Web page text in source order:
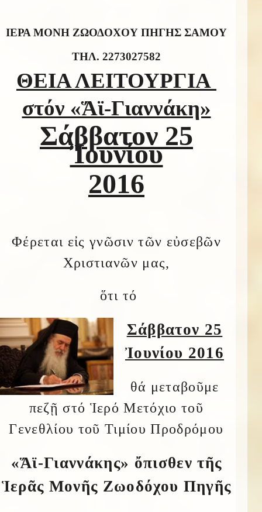
ΙΕΡΑ ΜΟΝΗ ΖΩΟΔΟΧΟΥ ΠΗΓΗΣ ΣΑΜΟΥ
TΗΛ. 2273027582
ΘΕΙΑ ΛΕΙΤΟΥΡΓΙΑ
στόν «Ἅϊ-Γιαννάκη»
Σάββατον 25
Ἰουνίου
2016
Φέρεται εἰς γνῶσιν τῶν εὐσεβῶν
Χριστιανῶν μας,
ὅτι τό
Σάββατον 25
Ἰουνίου 2016
θά μεταβοῦμε
πεζῇ στό Ἱερό Μετόχιο τοῦ
Γενεθλίου τοῦ Τιμίου Προδρόμου
«Ἅϊ-Γιαννάκης» ὄπισθεν τῆς
Ἱερᾶς Μονῆς Ζωοδόχου Πηγῆς